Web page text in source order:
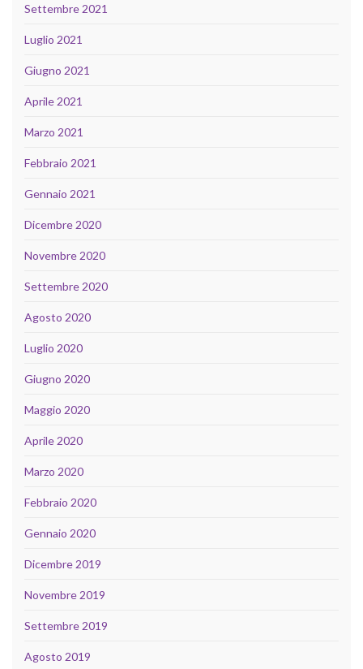
Settembre 2021
Luglio 2021
Giugno 2021
Aprile 2021
Marzo 2021
Febbraio 2021
Gennaio 2021
Dicembre 2020
Novembre 2020
Settembre 2020
Agosto 2020
Luglio 2020
Giugno 2020
Maggio 2020
Aprile 2020
Marzo 2020
Febbraio 2020
Gennaio 2020
Dicembre 2019
Novembre 2019
Settembre 2019
Agosto 2019